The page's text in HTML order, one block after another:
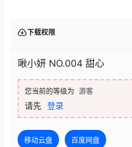
下载权限
啾小妍 NO.004 甜心
您当前的等级为 游客
请先 登录
移动云盘 百度网盘